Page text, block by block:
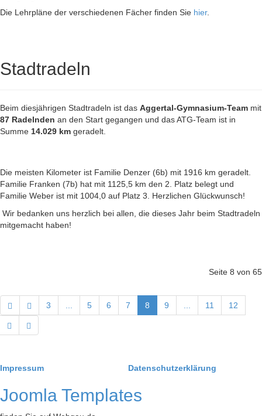
Die Lehrpläne der verschiedenen Fächer finden Sie hier.
Stadtradeln
Beim diesjährigen Stadtradeln ist das Aggertal-Gymnasium-Team mit
87 Radelnden an den Start gegangen und das ATG-Team ist in
Summe 14.029 km geradelt.
Die meisten Kilometer ist Familie Denzer (6b) mit 1916 km geradelt.
Familie Franken (7b) hat mit 1125,5 km den 2. Platz belegt und
Familie Weber ist mit 1004,0 auf Platz 3. Herzlichen Glückwunsch!
Wir bedanken uns herzlich bei allen, die dieses Jahr beim Stadtradeln
mitgemacht haben!
Seite 8 von 65
3 5 6 7 8 9 11 12
Impressum Datenschutzerklärung
Joomla Templates